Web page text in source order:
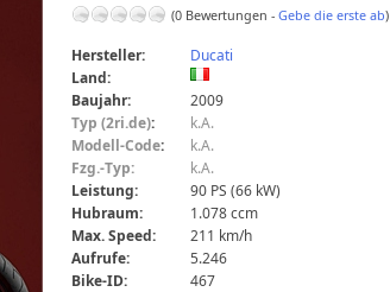
(0 Bewertungen - Gebe die erste ab)
Hersteller:
Ducati
Land:
Baujahr:
2009
Typ (2ri.de):
k.A.
Modell-Code:
k.A.
Fzg.-Typ:
k.A.
Leistung:
90 PS (66 kW)
Hubraum:
1.078 ccm
Max. Speed:
211 km/h
Aufrufe:
5.246
Bike-ID:
467